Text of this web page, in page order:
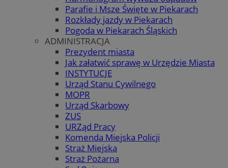
Parafie i Msze Święte w Piekarach
Rozkłady jazdy w Piekarach
Pogoda w Piekarach Śląskich
ADMINISTRACJA
Prezydent miasta
Jak załatwić sprawę w Urzędzie Miasta
INSTYTUCJE
Urząd Stanu Cywilnego
MOPR
Urząd Skarbowy
ZUS
URZąd Pracy
Komenda Miejska Policji
Straż Miejska
Straż Pożarna